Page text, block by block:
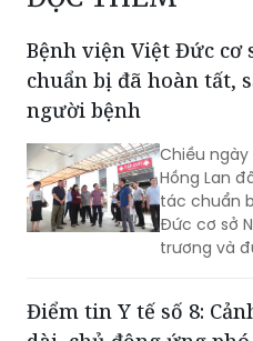
dài suốt 10 năm
ĐỌC THÊM
Bệnh viện Việt Đức cơ
chuẩn bị đã hoàn tất,
người bệnh
Chiều
Hồng Lan
Đức cơ sở
trương và